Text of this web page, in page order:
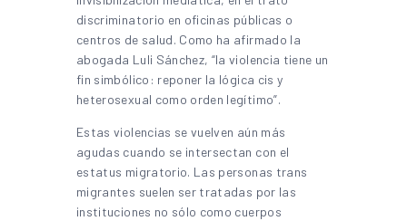
discriminatorio en oficinas públicas o
centros de salud. Como ha afirmado la
abogada Luli Sánchez, “la violencia tiene un
fin simbólico: reponer la lógica cis y
heterosexual como orden legítimo”.
Estas violencias se vuelven aún más
agudas cuando se intersectan con el
estatus migratorio. Las personas trans
migrantes suelen ser tratadas por las
instituciones no sólo como cuerpos